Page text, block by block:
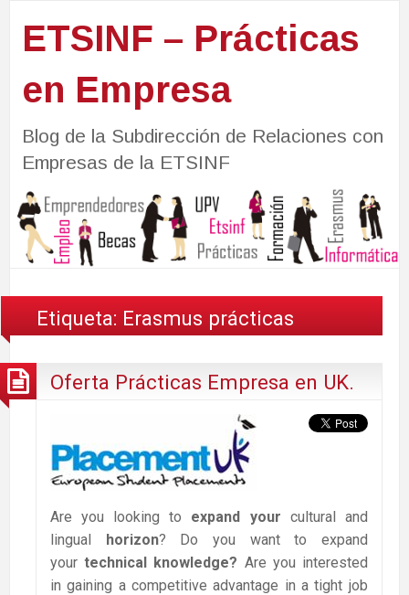
ETSINF – Prácticas
en Empresa
Blog de la Subdirección de Relaciones con
Empresas de la ETSINF
Etiqueta: Erasmus prácticas
Oferta Prácticas Empresa en UK.
Are you looking to expand your cultural and
lingual horizon? Do you want to expand
yourtechnical knowledge? Are you interested
in gaining a competitive advantage in a tight job